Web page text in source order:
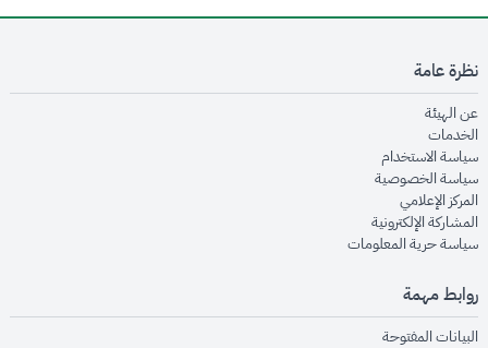
نظرة عامة
عن الهيئةopens in new window
الخدماتopens in new window
سياسة الاستخدام
سياسة الخصوصيةopens in new window
المركز الإعلاميopens in new window
المشاركة الإلكترونيةopens in new window
سياسة حرية المعلوماتopens in new window
روابط مهمة
البيانات المفتوحةopens in new window